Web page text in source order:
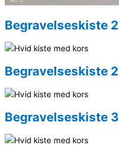
Begravelseskiste
Begravelseskiste
Begravelseskiste